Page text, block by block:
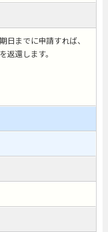
日までに申請すれば、
還します。